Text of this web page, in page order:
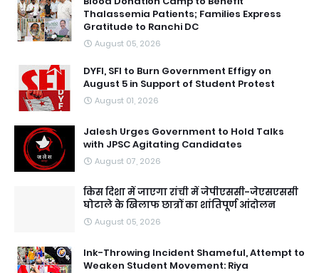
Thalassemia Patients; Families Express
Gratitude to Ranchi DC
August 05, 2026
DYFI, SFI to Burn Government Effigy on
August 5 in Support of Student Protest
August 01, 2026
Jalesh Urges Government to Hold Talks
with JPSC Agitating Candidates
August 07, 2026
किस दिशा में जाएगा रांची में जेपीएससी-जेएसएससी
घोटाले के खिलाफ छात्रों का शांतिपूर्ण आंदोलन
August 05, 2026
Ink-Throwing Incident Shameful, Attempt to
Weaken Student Movement: Riya